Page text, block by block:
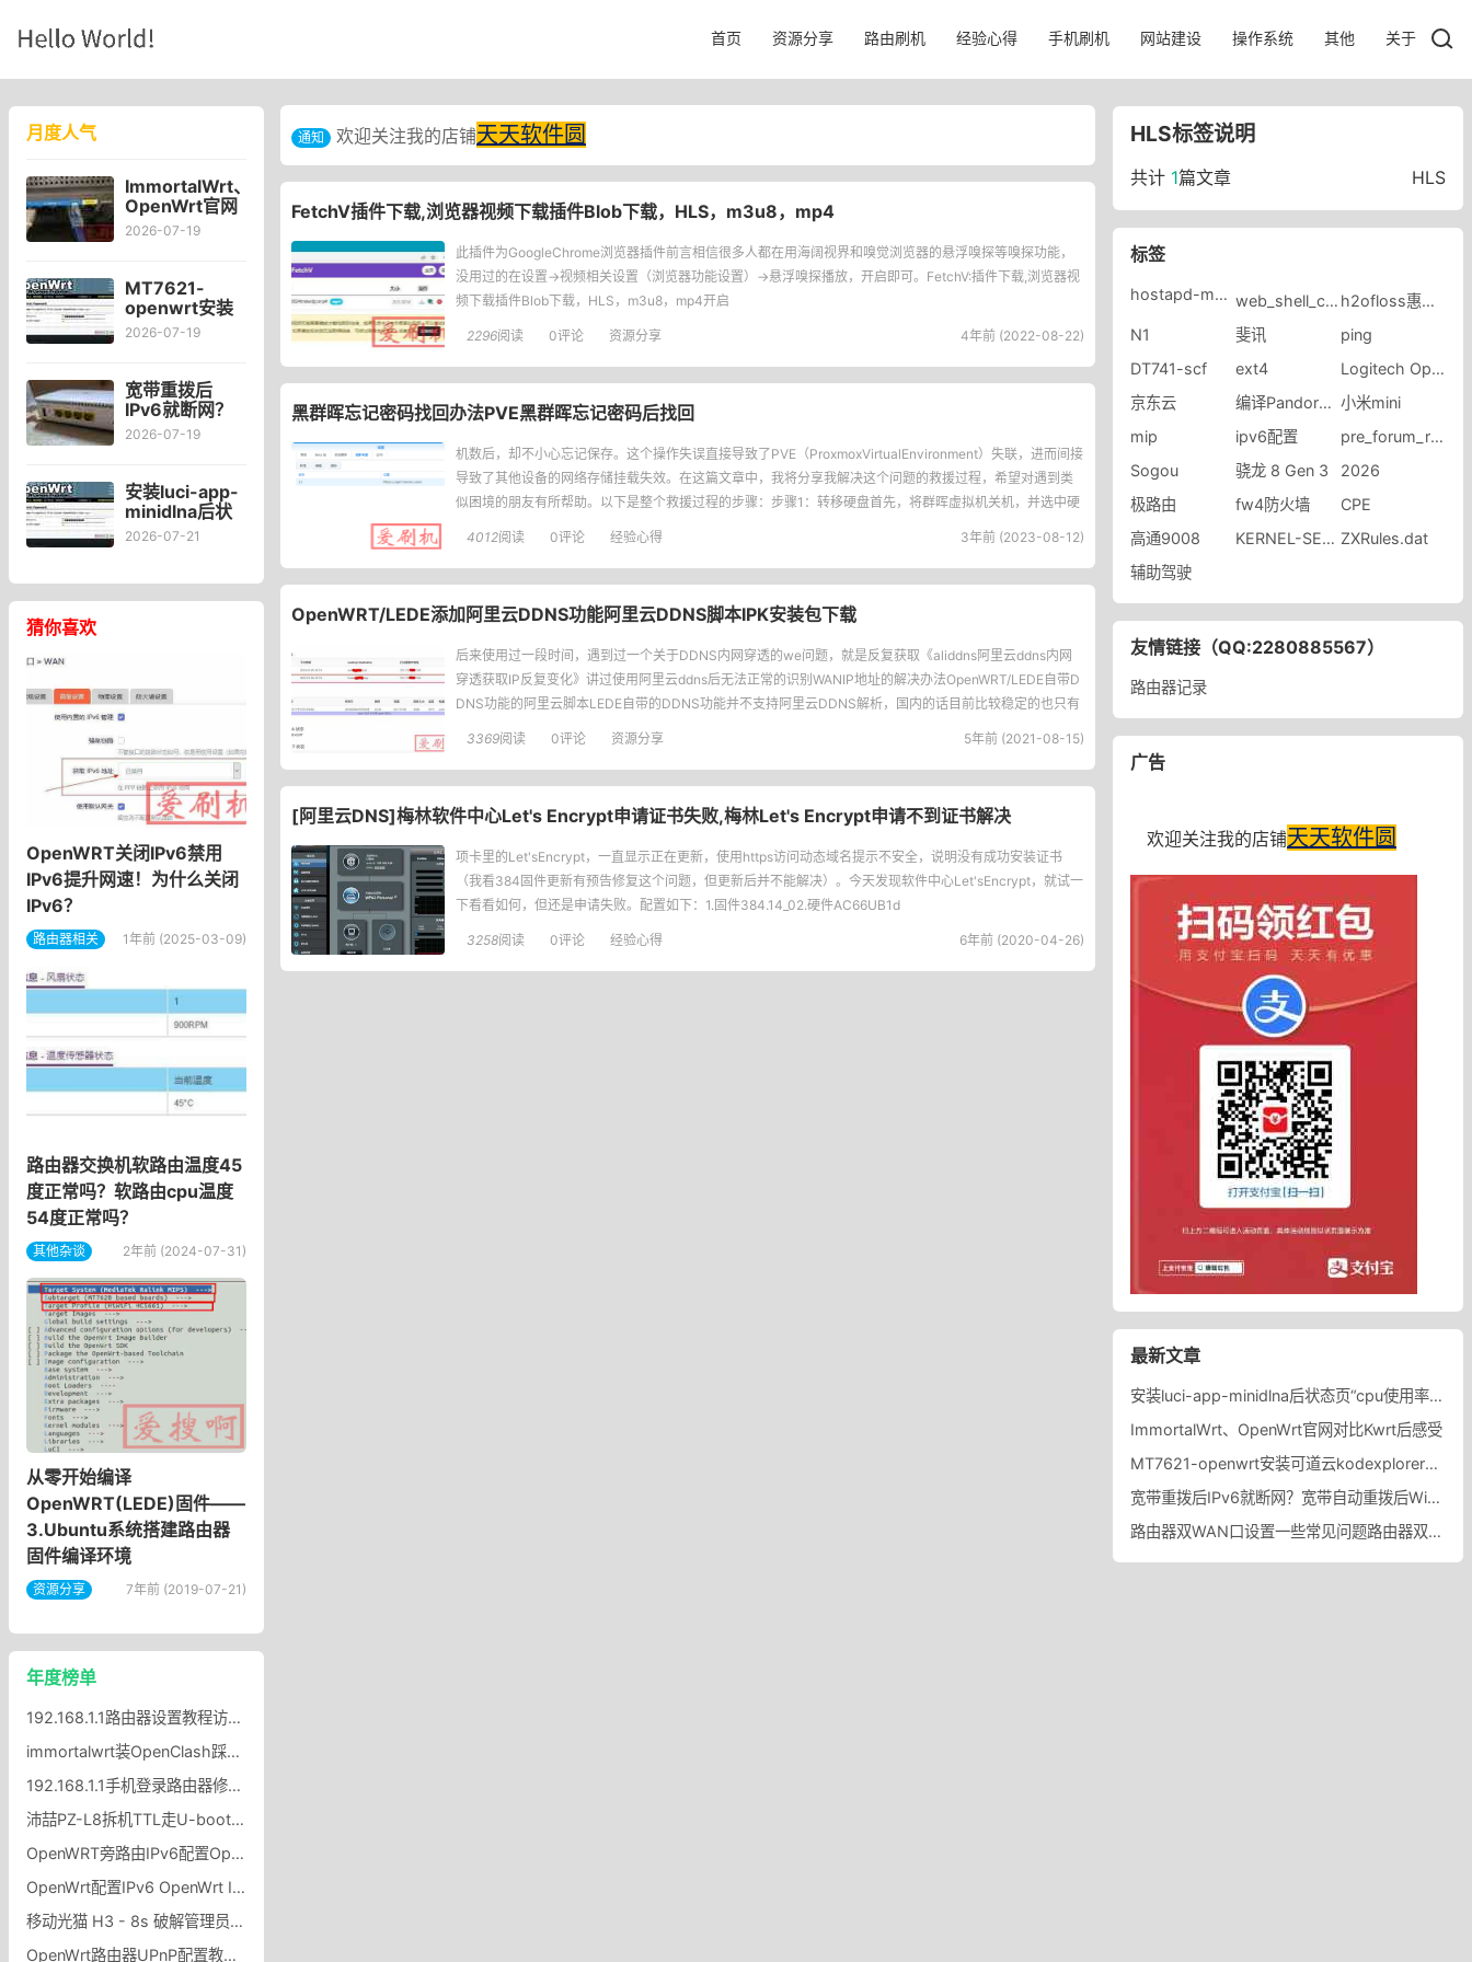
首页 资源分享 路由刷机 经验心得 手机刷机 网站建设 操作系统 其他 关于
月度人气
ImmortalWrt、
OpenWrt官网
对比Kwrt后感
2026-07-19
MT7621-
openwrt安装
可道云
2026-07-19
宽带重拨后
IPv6就断网？
宽带自动重拨
2026-07-19
安装luci-app-
minidlna后状
态页“cpu使用
录。
2026-07-21
猜你喜欢
OpenWRT关闭IPv6禁用
IPv6提升网速！为什么关闭
IPv6？
路由器相关 1年前 (2025-03-09)
路由器交换机软路由温度45
度正常吗？软路由cpu温度
54度正常吗？
其他杂谈 2年前 (2024-07-31)
从零开始编译
OpenWRT(LEDE)固件——
3.Ubuntu系统搭建路由器
固件编译环境
资源分享 7年前 (2019-07-21)
年度榜单
192.168.1.1路由器设置教程访问192.168.1.1的方法
immortalwrt装OpenClash踩坑记，图标不显示 + UDP 冲突？
192.168.1.1手机登录路由器修改wifi密码？
沛喆PZ-L8拆机TTL走U-boot刷116MiB大分区沛喆PZ-L8Nwrt固件
OpenWRT旁路由IPv6配置OpenWRT旁路由开启IPv6协议方法
OpenWrt配置IPv6 OpenWrt IPv6自动分配给局域网设备
移动光猫 H3 - 8s 破解管理员密码
OpenWrt路由器UPnP配置教程OpenWrt路由器UPnP开启设置规则
通知 欢迎关注我的店铺天天软件圆
FetchV插件下载,浏览器视频下载插件Blob下载，HLS，m3u8，mp4
此插件为GoogleChrome浏览器插件前言相信很多人都在用海阔视界和嗅觉浏览器的悬浮嗅探等嗅探功能，
没用过的在设置->视频相关设置（浏览器功能设置）->悬浮嗅探播放，开启即可。FetchV:插件下载,浏览器视
频下载插件Blob下载，HLS，m3u8，mp4开启
2296阅读 0评论 资源分享 4年前 (2022-08-22)
黑群晖忘记密码找回办法PVE黑群晖忘记密码后找回
机数后，却不小心忘记保存。这个操作失误直接导致了PVE（ProxmoxVirtualEnvironment）失联，进而间接
导致了其他设备的网络存储挂载失效。在这篇文章中，我将分享我解决这个问题的救援过程，希望对遇到类
似困境的朋友有所帮助。以下是整个救援过程的步骤：步骤1：转移硬盘首先，将群晖虚拟机关机，并选中硬
盘，在PVE的DiskAction中
4012阅读 0评论 经验心得 3年前 (2023-08-12)
OpenWRT/LEDE添加阿里云DDNS功能阿里云DDNS脚本IPK安装包下载
后来使用过一段时间，遇到过一个关于DDNS内网穿透的we问题，就是反复获取《aliddns阿里云ddns内网
穿透获取IP反复变化》讲过使用阿里云ddns后无法正常的识别WANIP地址的解决办法OpenWRT/LEDE自带D
DNS功能的阿里云脚本LEDE自带的DDNS功能并不支持阿里云DDNS解析，国内的话目前比较稳定的也只有
花生壳还算
3369阅读 0评论 资源分享 5年前 (2021-08-15)
[阿里云DNS]梅林软件中心Let's Encrypt申请证书失败,梅林Let's Encrypt申请不到证书解决
项卡里的Let'sEncrypt，一直显示正在更新，使用https访问动态域名提示不安全，说明没有成功安装证书
（我看384固件更新有预告修复这个问题，但更新后并不能解决）。今天发现软件中心Let'sEncrypt，就试一
下看看如何，但还是申请失败。配置如下：1.固件384.14_02.硬件AC66UB1d
3258阅读 0评论 经验心得 6年前 (2020-04-26)
HLS标签说明
共计 1篇文章 HLS
标签
hostapd-mbedtls web_shell_cmd.gch
h2ofloss惠齿旗舰店
N1
斐讯
ping
DT741-scf
ext4
Logitech Options Daemon
京东云
编译Pandorabox固件 小米mini
mip
ipv6配置
pre_forum_rsscache
Sogou
骁龙 8 Gen 3
2026
极路由
fw4防火墙
CPE
高通9008
KERNEL-SECURITY-CHECK-FAILURE ZXRules.dat
辅助驾驶
友情链接（QQ:2280885567）
路由器记录
广告
欢迎关注我的店铺天天软件圆
最新文章
安装luci-app-minidlna后状态页“cpu使用率“显示虚高，排除过程记录。
ImmortalWrt、OpenWrt官网对比Kwrt后感受
MT7621-openwrt安装可道云kodexplorer轻量化NAS
宽带重拨后IPv6就断网？宽带自动重拨后Win10的IPv6失效
路由器双WAN口设置一些常见问题路由器双WAN口设置踩坑